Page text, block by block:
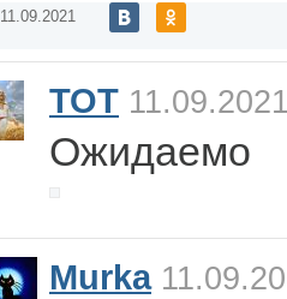
11.09.2021
ТОТ
Ожидаемо
Murka